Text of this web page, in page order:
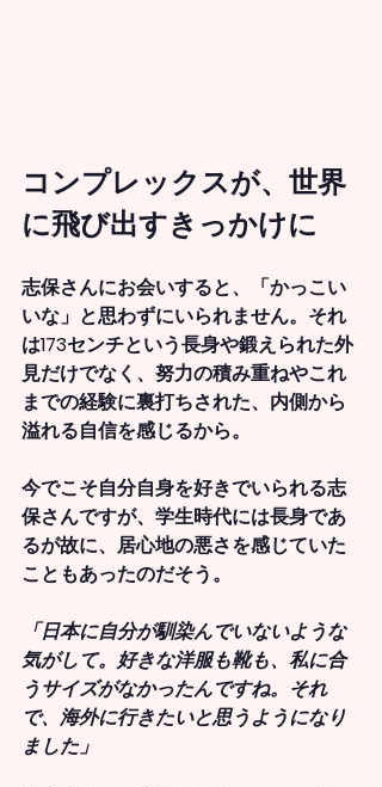
コンプレックスが、世界
に飛び出すきっかけに
志保さんにお会いすると、「かっこい
いな」と思わずにいられません。それ
は173センチという長身や鍛えられた外
見だけでなく、努力の積み重ねやこれ
までの経験に裏打ちされた、内側から
溢れる自信を感じるから。
今でこそ自分自身を好きでいられる志
保さんですが、学生時代には長身であ
るが故に、居心地の悪さを感じていた
こともあったのだそう。
「日本に自分が馴染んでいないような
気がして。好きな洋服も靴も、私に合
うサイズがなかったんですね。それ
で、海外に行きたいと思うようになり
ました」